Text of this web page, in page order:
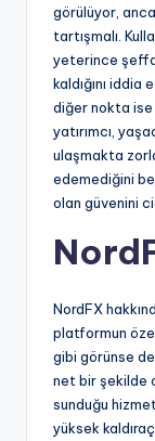
görülüyor,
tartışmalı.
yeterince
kaldığını
diğer nokta
yatırımcı,
ulaşmakta
edemediğini
olan güvenini
NordFX
platformun
gibi görünse
net bir şekilde
sunduğu
yüksek